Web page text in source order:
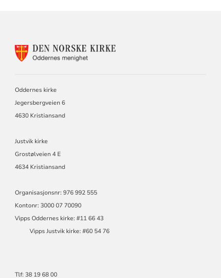
Oddernes kirke
Jegersbergveien 6
4630 Kristiansand
Justvik kirke
Grostølveien 4 E
4634 Kristiansand
Organisasjonsnr: 976 992 555
Kontonr: 3000 07 70090
Vipps Oddernes kirke: #11 66 43
Vipps Justvik kirke: #60 54 76
Tlf: 38 19 68 00